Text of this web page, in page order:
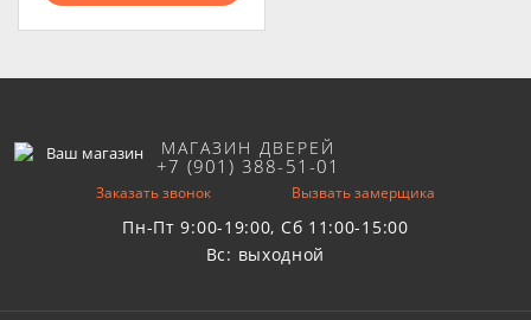
МАГАЗИН ДВЕРЕЙ
+7 (901) 388-51-01
Заказать звонок Вызвать замерщика
Пн-Пт 9:00-19:00, Сб 11:00-15:00
Вс: выходной